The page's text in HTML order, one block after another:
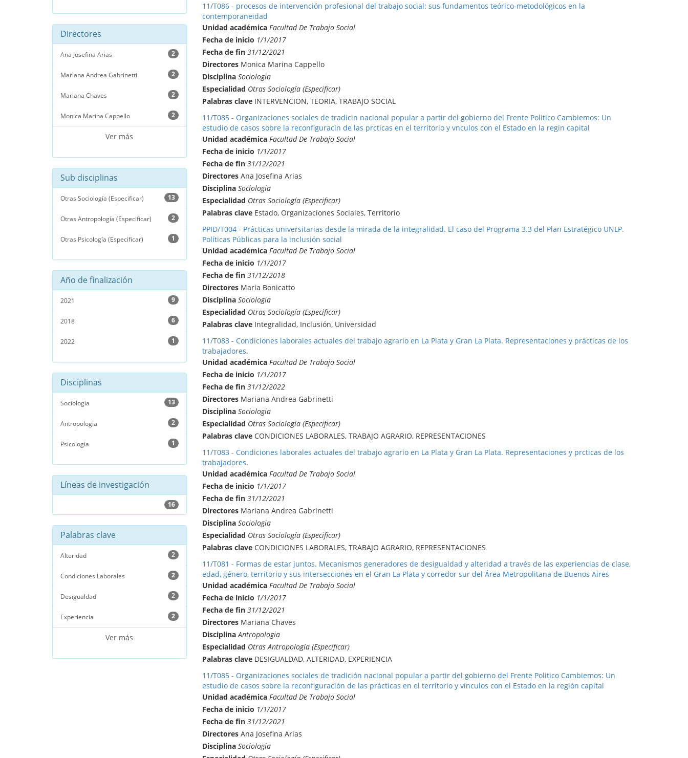
Directores
Ana Josefina Arias 2
Mariana Andrea Gabrinetti 2
Mariana Chaves 2
Monica Marina Cappello 2
Ver más
Sub disciplinas
Otras Sociología (Especificar) 13
Otras Antropología (Especificar) 2
Otras Psicología (Especificar) 1
Año de finalización
2021 9
2018 6
2022 1
Disciplinas
Sociologia 13
Antropologia 2
Psicologia 1
Líneas de investigación
16
Palabras clave
Alteridad 2
Condiciones Laborales 2
Desigualdad 2
Experiencia 2
Ver más
11/T086 - procesos de intervención profesional del trabajo social: sus fundamentos teórico-metodológicos en la
contemporaneidad
Unidad académica Facultad De Trabajo Social
Fecha de inicio 1/1/2017
Fecha de fin 31/12/2021
DirectoresMonica Marina Cappello
Disciplina Sociologia
Especialidad Otras Sociología (Especificar)
Palabras claveINTERVENCION, TEORIA, TRABAJO SOCIAL
11/T085 - Organizaciones sociales de tradicin nacional popular a partir del gobierno del Frente Politico Cambiemos: Un
estudio de casos sobre la reconfiguracin de las prcticas en el territorio y vnculos con el Estado en la regin capital
Unidad académica Facultad De Trabajo Social
Fecha de inicio 1/1/2017
Fecha de fin 31/12/2021
DirectoresAna Josefina Arias
Disciplina Sociologia
Especialidad Otras Sociología (Especificar)
Palabras claveEstado, Organizaciones Sociales, Territorio
PPID/T004 - Prácticas universitarias desde la mirada de la integralidad. El caso del Programa 3.3 del Plan Estratégico UNLP.
Políticas Públicas para la inclusión social
Unidad académica Facultad De Trabajo Social
Fecha de inicio 1/1/2017
Fecha de fin 31/12/2018
DirectoresMaria Bonicatto
Disciplina Sociologia
Especialidad Otras Sociología (Especificar)
Palabras claveIntegralidad, Inclusión, Universidad
11/T083 - Condiciones laborales actuales del trabajo agrario en La Plata y Gran La Plata. Representaciones y prácticas de los
trabajadores.
Unidad académica Facultad De Trabajo Social
Fecha de inicio 1/1/2017
Fecha de fin 31/12/2022
DirectoresMariana Andrea Gabrinetti
Disciplina Sociologia
Especialidad Otras Sociología (Especificar)
Palabras claveCONDICIONES LABORALES, TRABAJO AGRARIO, REPRESENTACIONES
11/T083 - Condiciones laborales actuales del trabajo agrario en La Plata y Gran La Plata. Representaciones y prcticas de los
trabajadores.
Unidad académica Facultad De Trabajo Social
Fecha de inicio 1/1/2017
Fecha de fin 31/12/2021
DirectoresMariana Andrea Gabrinetti
Disciplina Sociologia
Especialidad Otras Sociología (Especificar)
Palabras claveCONDICIONES LABORALES, TRABAJO AGRARIO, REPRESENTACIONES
11/T081 - Formas de estar juntos. Mecanismos generadores de desigualdad y alteridad a través de las experiencias de clase,
edad, género, territorio y sus intersecciones en el Gran La Plata y corredor sur del Área Metropolitana de Buenos Aires
Unidad académica Facultad De Trabajo Social
Fecha de inicio 1/1/2017
Fecha de fin 31/12/2021
DirectoresMariana Chaves
Disciplina Antropologia
Especialidad Otras Antropología (Especificar)
Palabras claveDESIGUALDAD, ALTERIDAD, EXPERIENCIA
11/T085 - Organizaciones sociales de tradición nacional popular a partir del gobierno del Frente Politico Cambiemos: Un
estudio de casos sobre la reconfiguración de las prácticas en el territorio y vínculos con el Estado en la región capital
Unidad académica Facultad De Trabajo Social
Fecha de inicio 1/1/2017
Fecha de fin 31/12/2021
DirectoresAna Josefina Arias
Disciplina Sociologia